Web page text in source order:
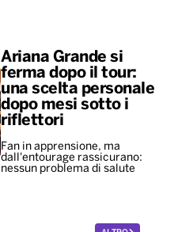
Ariana Grande si
ferma dopo il tour:
una scelta personale
dopo mesi sotto i
riflettori
Fan in apprensione, ma
dall'entourage rassicurano:
nessun problema di salute